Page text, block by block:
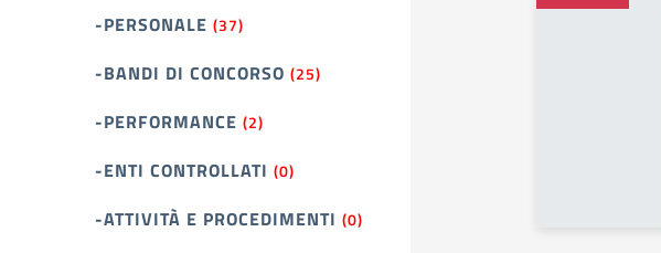
-PERSONALE (37)
-BANDI DI CONCORSO (25)
-PERFORMANCE (2)
-ENTI CONTROLLATI (0)
-ATTIVITÀ E PROCEDIMENTI (0)